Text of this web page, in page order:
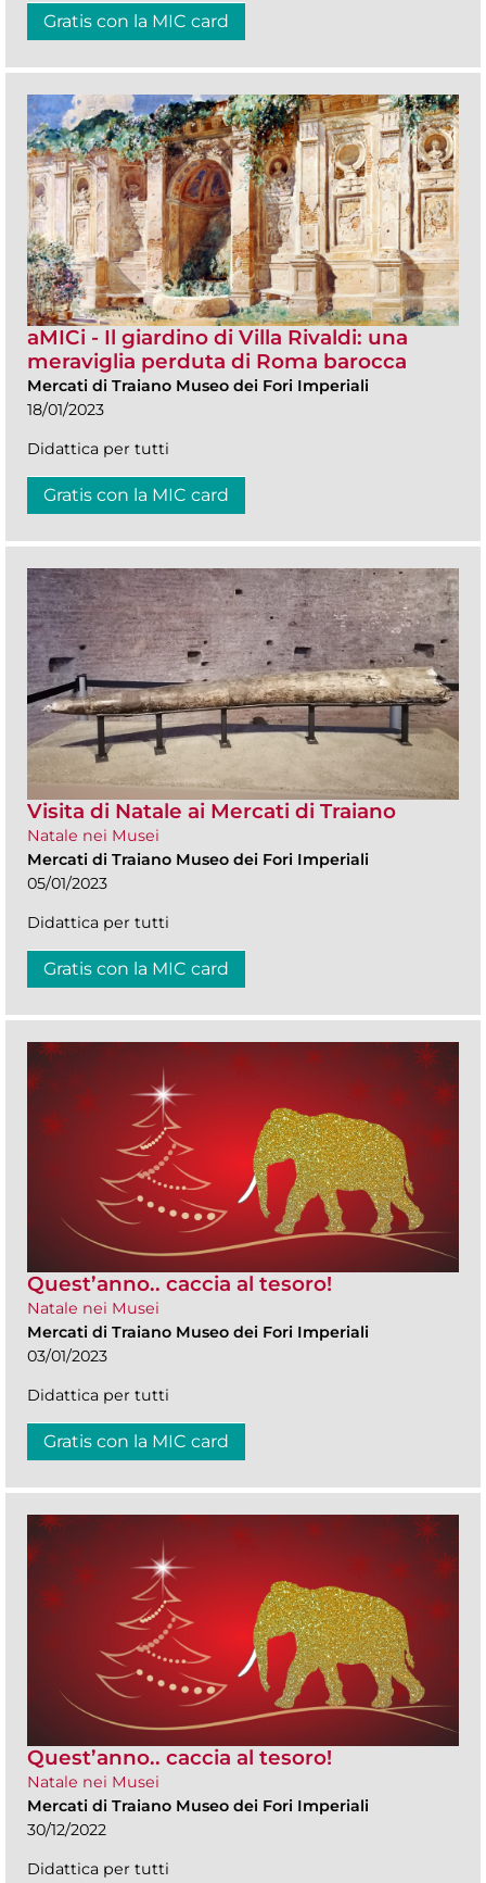
Gratis con la MIC card
aMICi - Il giardino di Villa Rivaldi: una
meraviglia perduta di Roma barocca
Mercati di Traiano Museo dei Fori Imperiali
18/01/2023
Didattica per tutti
Gratis con la MIC card
Visita di Natale ai Mercati di Traiano
Natale nei Musei
Mercati di Traiano Museo dei Fori Imperiali
05/01/2023
Didattica per tutti
Gratis con la MIC card
Quest’anno.. caccia al tesoro!
Natale nei Musei
Mercati di Traiano Museo dei Fori Imperiali
03/01/2023
Didattica per tutti
Gratis con la MIC card
Quest’anno.. caccia al tesoro!
Natale nei Musei
Mercati di Traiano Museo dei Fori Imperiali
30/12/2022
Didattica per tutti